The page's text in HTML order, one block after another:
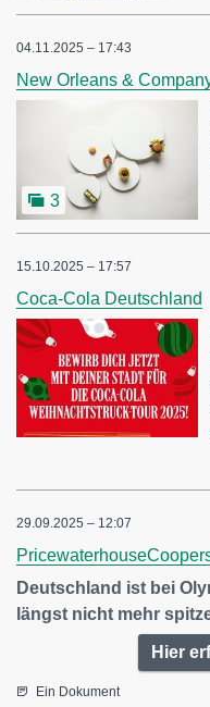
04.11.2025 – 17:43
New Orleans &
3
15.10.2025 – 17:57
Coca-Cola Deutschland
29.09.2025 – 12:07
Deutschland ist bei
längst nicht mehr
Hier
Ein Dokument